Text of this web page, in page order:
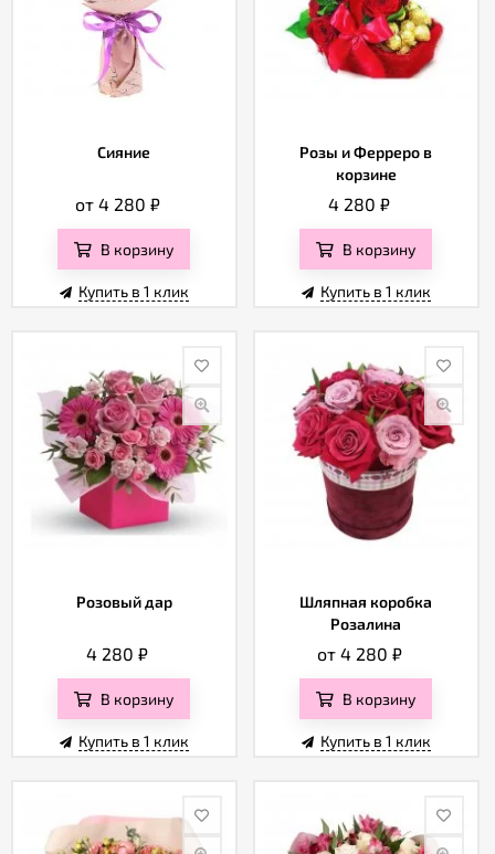
Сияние
от 4 280 ₽
В корзину
Купить в 1 клик
Розы и Ферреро в
корзине
4 280₽
В корзину
Купить в 1 клик
Розовый дар
4 280₽
В корзину
Купить в 1 клик
Шляпная коробка
Розалина
от 4 280 ₽
В корзину
Купить в 1 клик